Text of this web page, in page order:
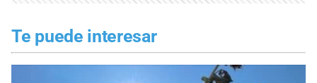
Te puede interesar